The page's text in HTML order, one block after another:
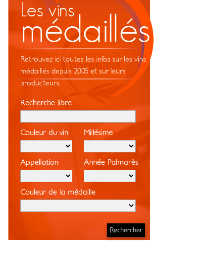
Les vins
médaillés
Retrouvez ici toutes les infos sur les vins
médaillés depuis 2005 et sur leurs
producteurs.
Recherche libre
Couleur du vin Millésime
Appellation Année Palmarès
Couleur de la médaille